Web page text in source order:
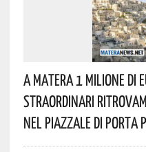
A Matera 1 Milione Di
Straordinari
Nel Piazzale Di